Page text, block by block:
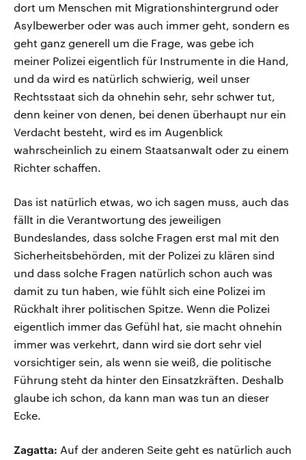
dort um Menschen mit Migrationshintergrund oder
Asylbewerber oder was auch immer geht, sondern es
geht ganz generell um die Frage, was gebe ich
meiner Polizei eigentlich für Instrumente in die Hand,
und da wird es natürlich schwierig, weil unser
Rechtsstaat sich da ohnehin sehr, sehr schwer tut,
denn keiner von denen, bei denen überhaupt nur ein
Verdacht besteht, wird es im Augenblick
wahrscheinlich zu einem Staatsanwalt oder zu einem
Richter schaffen.
Das ist natürlich etwas, wo ich sagen muss, auch das
fällt in die Verantwortung des jeweiligen
Bundeslandes, dass solche Fragen erst mal mit den
Sicherheitsbehörden, mit der Polizei zu klären sind
und dass solche Fragen natürlich schon auch was
damit zu tun haben, wie fühlt sich eine Polizei im
Rückhalt ihrer politischen Spitze. Wenn die Polizei
eigentlich immer das Gefühl hat, sie macht ohnehin
immer was verkehrt, dann wird sie dort sehr viel
vorsichtiger sein, als wenn sie weiß, die politische
Führung steht da hinter den Einsatzkräften. Deshalb
glaube ich schon, da kann man was tun an dieser
Ecke.
Zagatta: Auf der anderen Seite geht es natürlich auch